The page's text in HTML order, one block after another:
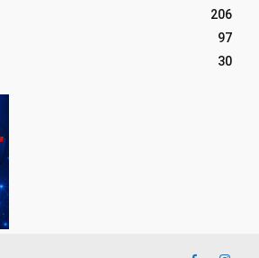
206
97
30